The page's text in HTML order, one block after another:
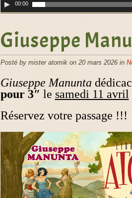
00:00
Giuseppe
Posté by mister atomik on 20 mars 2026 in
Giuseppe Manunta
pour 3″ le samedi 11 avril
Réservez votre passage !!!